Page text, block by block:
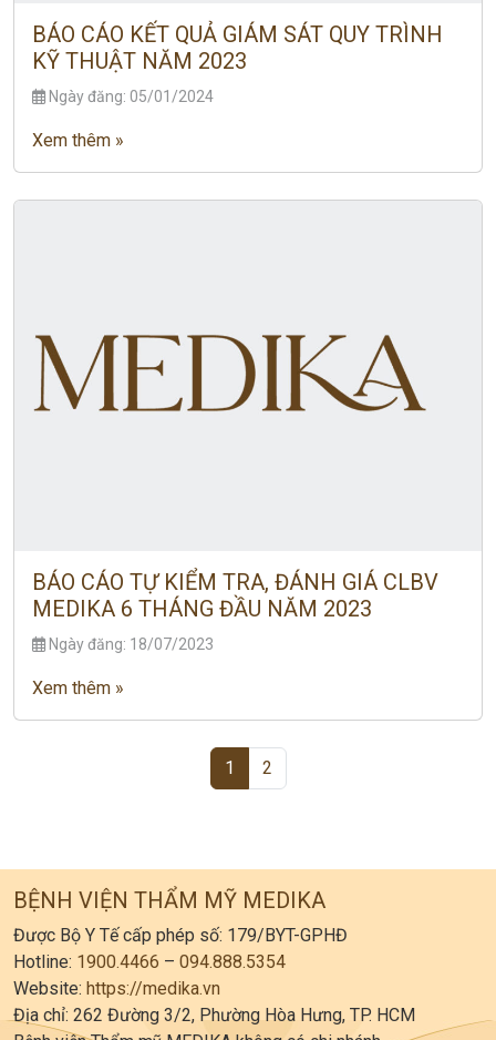
BÁO CÁO KẾT QUẢ GIÁM SÁT QUY TRÌNH
KỸ THUẬT NĂM 2023
Ngày đăng: 05/01/2024
Xem thêm »
BÁO CÁO TỰ KIỂM TRA, ĐÁNH GIÁ CLBV
MEDIKA 6 THÁNG ĐẦU NĂM 2023
Ngày đăng: 18/07/2023
Xem thêm »
Current Page
1 Page
2
BỆNH VIỆN THẨM MỸ MEDIKA
Được Bộ Y Tế cấp phép số: 179/BYT-GPHĐ
Hotline: 1900.4466 – 094.888.5354
Website: https://medika.vn
Địa chỉ: 262 Đường 3/2, Phường Hòa Hưng, TP. HCM